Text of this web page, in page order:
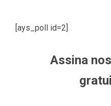
[ays_poll id=2]
Assina